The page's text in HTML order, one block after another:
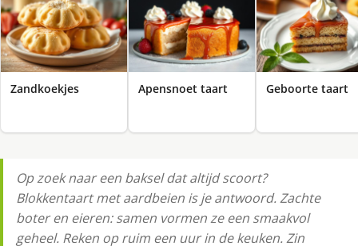
Zandkoekjes Apensnoet taart Geboorte taart
Op zoek naar een baksel dat altijd scoort?
Blokkentaart met aardbeien is je antwoord. Zachte
boter en eieren: samen vormen ze een smaakvol
geheel. Reken op ruim een uur in de keuken. Zin